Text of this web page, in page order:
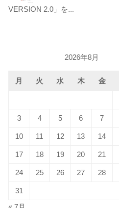
VERSION 2.0」を...
2026年8月
月 火 水 木 金
3 4 5 6 7
10 11 12 13 14
17 18 19 20 21
24 25 26 27 28
31